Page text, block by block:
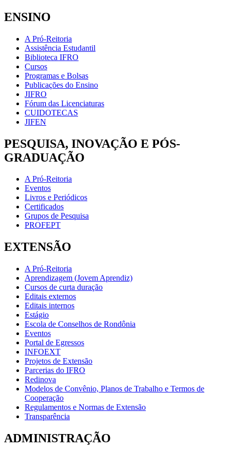
ENSINO
A Pró-Reitoria
Assistência Estudantil
Biblioteca IFRO
Cursos
Programas e Bolsas
Publicações do Ensino
JIFRO
Fórum das Licenciaturas
CUIDOTECAS
JIFEN
PESQUISA, INOVAÇÃO E PÓS-
GRADUAÇÃO
A Pró-Reitoria
Eventos
Livros e Periódicos
Certificados
Grupos de Pesquisa
PROFEPT
EXTENSÃO
A Pró-Reitoria
Aprendizagem (Jovem Aprendiz)
Cursos de curta duração
Editais externos
Editais internos
Estágio
Escola de Conselhos de Rondônia
Eventos
Portal de Egressos
INFOEXT
Projetos de Extensão
Parcerias do IFRO
Redinova
Modelos de Convênio, Planos de Trabalho e Termos de
Cooperação
Regulamentos e Normas de Extensão
Transparência
ADMINISTRAÇÃO